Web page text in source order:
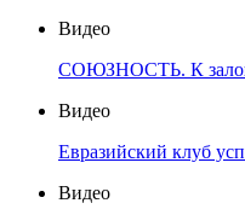
Видео
СОЮЗНОСТЬ. К
Видео
Евразийский клуб
Видео